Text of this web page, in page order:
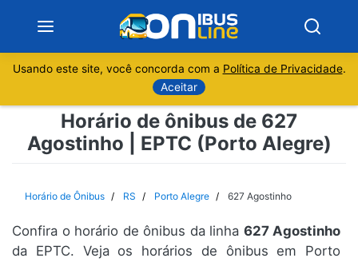
Sobre
Rio de Janeiro
Usando este site, você concorda com a Política de Privacidade.
Aceitar
Horário de ônibus de 627
Agostinho | EPTC (Porto Alegre)
Horário de Ônibus RS Porto Alegre 627 Agostinho
Confira o horário de ônibus da linha 627 Agostinho
da EPTC. Veja os horários de ônibus em Porto